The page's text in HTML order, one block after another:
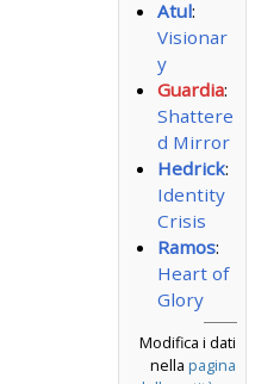
Atul:
Visionar
y
Guardia:
Shattere
d Mirror
Hedrick:
Identity
Crisis
Ramos:
Heart of
Glory
Modifica i dati
nella pagina